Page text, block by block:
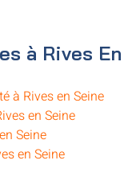
à Rives En
à Rives en Seine
en Seine
Seine
en Seine